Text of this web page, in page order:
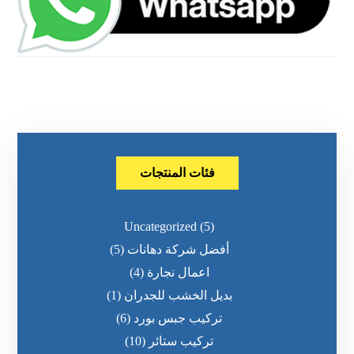
فئات المنتجات
Uncategorized (5)
أفضل شركة دهانات (5)
اعمال نجارة (4)
بديل الخشب للجدران (1)
تركيب جبس بورد (6)
تركيب ستائر (10)